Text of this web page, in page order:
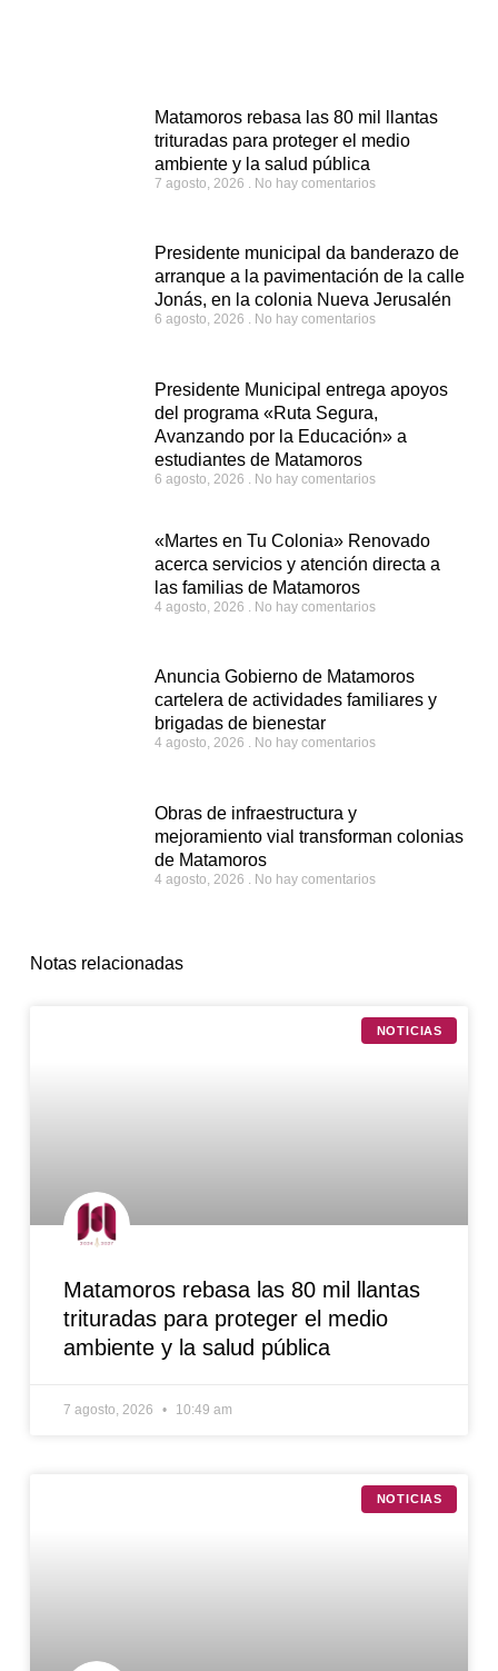
Matamoros rebasa las 80 mil llantas
trituradas para proteger el medio
ambiente y la salud pública
7 agosto, 2026 No hay comentarios
Presidente municipal da banderazo de
arranque a la pavimentación de la calle
Jonás, en la colonia Nueva Jerusalén
6 agosto, 2026 No hay comentarios
Presidente Municipal entrega apoyos
del programa «Ruta Segura,
Avanzando por la Educación» a
estudiantes de Matamoros
6 agosto, 2026 No hay comentarios
«Martes en Tu Colonia» Renovado
acerca servicios y atención directa a
las familias de Matamoros
4 agosto, 2026 No hay comentarios
Anuncia Gobierno de Matamoros
cartelera de actividades familiares y
brigadas de bienestar
4 agosto, 2026 No hay comentarios
Obras de infraestructura y
mejoramiento vial transforman colonias
de Matamoros
4 agosto, 2026 No hay comentarios
Notas relacionadas
NOTICIAS
Matamoros rebasa las 80 mil llantas
trituradas para proteger el medio
ambiente y la salud pública
7 agosto, 2026 10:49 am
NOTICIAS